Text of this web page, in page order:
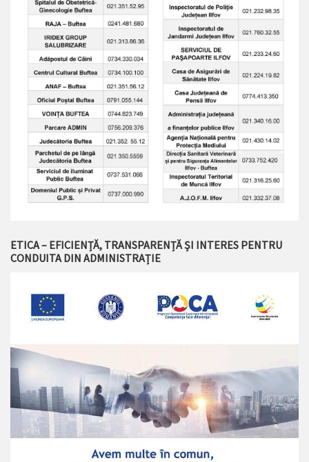
ETICA – EFICIENȚĂ, TRANSPARENȚĂ ȘI INTERES PENTRU
CONDUITA DIN ADMINISTRAȚIE